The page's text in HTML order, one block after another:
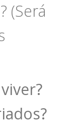
(Será